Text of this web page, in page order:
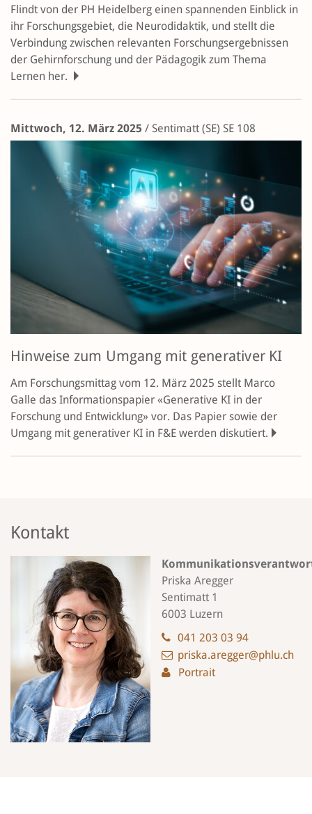
Flindt von der PH Heidelberg einen spannenden Einblick in
ihr Forschungsgebiet, die Neurodidaktik, und stellt die
Verbindung zwischen relevanten Forschungsergebnissen
der Gehirnforschung und der Pädagogik zum Thema
Lernen her.
Mittwoch, 12. März 2025 / Sentimatt (SE) SE 108
Hinweise zum Umgang mit generativer KI
Am Forschungsmittag vom 12. März 2025 stellt Marco
Galle das Informationspapier «Generative KI in der
Forschung und Entwicklung» vor. Das Papier sowie der
Umgang mit generativer KI in F&E werden diskutiert.
Kontakt
Priska Aregger
Sentimatt 1
6003 Luzern
041 203 03 94
priska.aregger@phlu.ch
Portrait